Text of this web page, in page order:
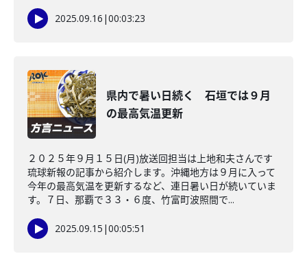
2025.09.16 |00:03:23
県内で暑い日続く 石垣では９月
の最高気温更新
２０２５年９月１５日(月)放送回担当は上地和夫さんです
琉球新報の記事から紹介します。沖縄地方は９月に入って
今年の最高気温を更新するなど、連日暑い日が続いていま
す。７日、那覇で３３・６度、竹富町波照間で...
2025.09.15 |00:05:51